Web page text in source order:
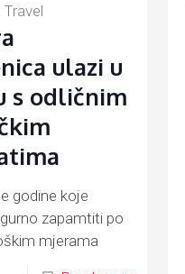
ulazi u
s odličnim
godine koje
zapamtiti po
mjerama